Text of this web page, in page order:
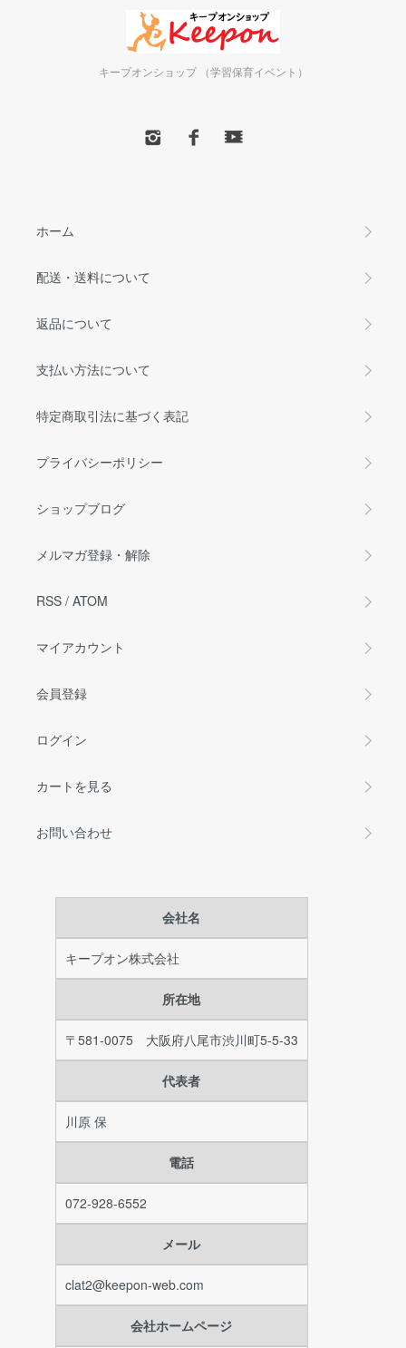
キープオンショップ （学習保育イベント）
ホーム
配送・送料について
返品について
支払い方法について
特定商取引法に基づく表記
プライバシーポリシー
ショップブログ
メルマガ登録・解除
RSS / ATOM
マイアカウント
会員登録
ログイン
カートを見る
お問い合わせ
会社名
キープオン株式会社
所在地
〒581-0075 大阪府八尾市渋川町5-5-33
代表者
川原 保
電話
072-928-6552
メール
clat2@keepon-web.com
会社ホームページ